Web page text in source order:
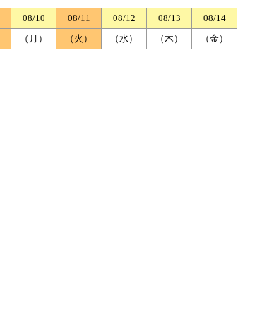
08/10 08/11 08/12 08/13
08/14
（月） （火） （水） （木） （金）